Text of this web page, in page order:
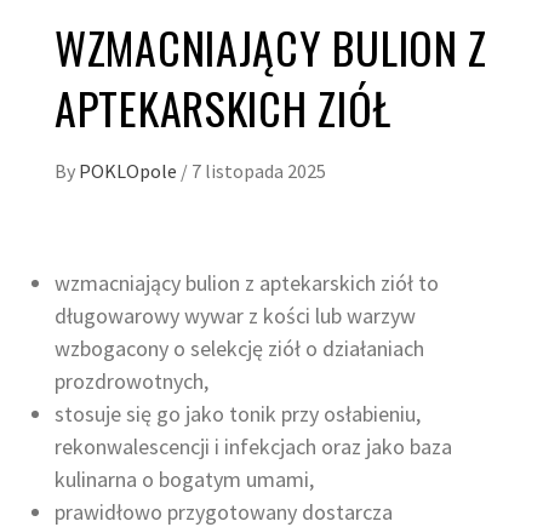
WZMACNIAJĄCY BULION Z
APTEKARSKICH ZIÓŁ
By POKLOpole / 7 listopada 2025
wzmacniający bulion z aptekarskich ziół to
długowarowy wywar z kości lub warzyw
wzbogacony o selekcję ziół o działaniach
prozdrowotnych,
stosuje się go jako tonik przy osłabieniu,
rekonwalescencji i infekcjach oraz jako baza
kulinarna o bogatym umami,
prawidłowo przygotowany dostarcza